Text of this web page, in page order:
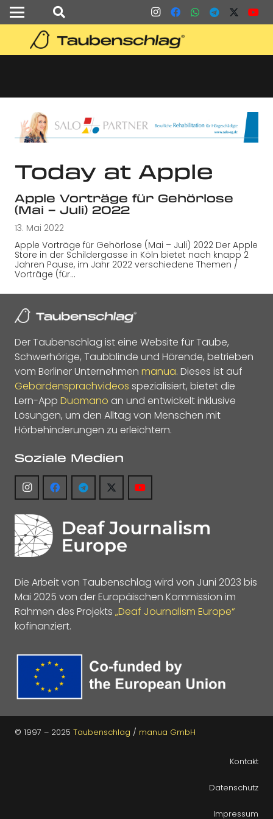
Today at Apple
Apple Vorträge für Gehörlose
(Mai – Juli) 2022
13. Mai 2022
Apple Vorträge für Gehörlose (Mai – Juli) 2022 Der Apple
Store in der Schildergasse in Köln bietet nach knapp 2
Jahren Pause, im Jahr 2022 verschiedene Themen /
Vorträge (für…
Der Taubenschlag ist eine Website für Taube,
Schwerhörige, Taubblinde und Hörende, betrieben
vom Berliner Unternehmen manua. Dieses ist auf
Gebärdensprachvideos spezialisiert, bietet die
Lern-App Duomano an und entwickelt inklusive
Lösungen, um den Alltag von Menschen mit
Hörbehinderungen zu erleichtern.
Soziale Medien
Die Arbeit von Taubenschlag wird von Juni 2023 bis
Mai 2025 von der Europäischen Kommission im
Rahmen des Projekts „Deaf Journalism Europe“
kofinanziert.
© 1997 – 2025 Taubenschlag / manua GmbH
Kontakt
Datenschutz
Impressum